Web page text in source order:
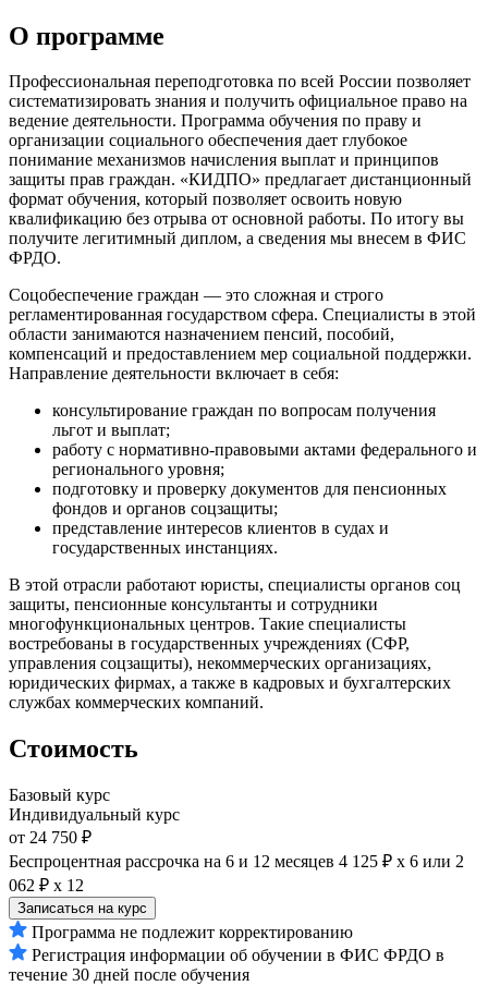
О программе
Профессиональная переподготовка по всей России позволяет
систематизировать знания и получить официальное право на
ведение деятельности. Программа обучения по праву и
организации социального обеспечения дает глубокое
понимание механизмов начисления выплат и принципов
защиты прав граждан. «КИДПО» предлагает дистанционный
формат обучения, который позволяет освоить новую
квалификацию без отрыва от основной работы. По итогу вы
получите легитимный диплом, а сведения мы внесем в ФИС
ФРДО.
Соцобеспечение граждан — это сложная и строго
регламентированная государством сфера. Специалисты в этой
области занимаются назначением пенсий, пособий,
компенсаций и предоставлением мер социальной поддержки.
Направление деятельности включает в себя:
консультирование граждан по вопросам получения
льгот и выплат;
работу с нормативно-правовыми актами федерального и
регионального уровня;
подготовку и проверку документов для пенсионных
фондов и органов соцзащиты;
представление интересов клиентов в судах и
государственных инстанциях.
В этой отрасли работают юристы, специалисты органов соц
защиты, пенсионные консультанты и сотрудники
многофункциональных центров. Такие специалисты
востребованы в государственных учреждениях (СФР,
управления соцзащиты), некоммерческих организациях,
юридических фирмах, а также в кадровых и бухгалтерских
службах коммерческих компаний.
Стоимость
Базовый курс
Индивидуальный курс
от 24 750 ₽
Беспроцентная рассрочка на 6 и 12 месяцев 4 125 ₽ х 6 или 2
062 ₽ х 12
Записаться на курс
Программа не подлежит корректированию
Регистрация информации об обучении в ФИС ФРДО в
течение 30 дней после обучения